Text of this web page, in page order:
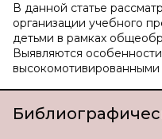
В данной статье
организации учебного
детьми в рамках
Выявляются